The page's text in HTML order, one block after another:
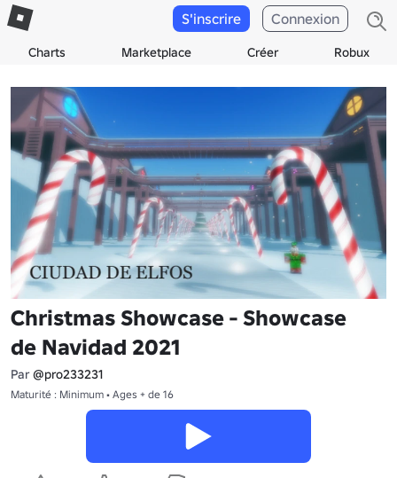
Charts Marketplace Créer Robux
S'inscrire Connexion
Christmas Showcase - Showcase
de Navidad 2021
Par @pro233231
Maturité : Minimum • Ages + de 16